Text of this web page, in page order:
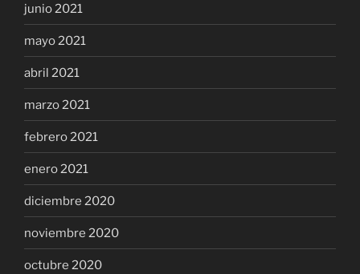
junio 2021
mayo 2021
abril 2021
marzo 2021
febrero 2021
enero 2021
diciembre 2020
noviembre 2020
octubre 2020